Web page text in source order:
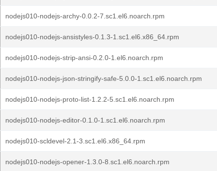
nodejs010-nodejs-archy-0.0.2-7.sc1.el6.noarch.rpm
nodejs010-nodejs-ansistyles-0.1.3-1.sc1.el6.x86_64.rpm
nodejs010-nodejs-strip-ansi-0.2.0-1.el6.noarch.rpm
nodejs010-nodejs-json-stringify-safe-5.0.0-1.sc1.el6.noarch.rpm
nodejs010-nodejs-proto-list-1.2.2-5.sc1.el6.noarch.rpm
nodejs010-nodejs-editor-0.1.0-1.sc1.el6.noarch.rpm
nodejs010-scldevel-2.1-3.sc1.el6.x86_64.rpm
nodejs010-nodejs-opener-1.3.0-8.sc1.el6.noarch.rpm